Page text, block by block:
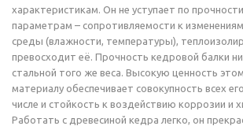
характеристикам. Он не уступает по
параметрам – сопротивляемости к
среды (влажности, температуры),
превосходит её. Прочность кедровой балки
стальной того же веса. Высокую ценность
материалу обеспечивает совокупность всех
числе и стойкость к воздействию коррозии и
Работать с древесиной кедра легко, он